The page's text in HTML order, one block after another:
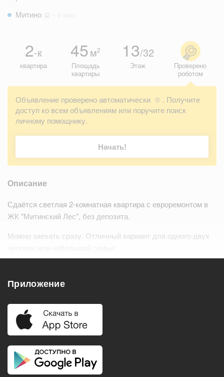
Митино
2-к
квартира
45м2
Площадь
квартиры
13/32
Этаж
Проверено
роботом
Объявление проверено автоматически ?
. Получите
доступ ко всем объявлениям или поручите поиск
личному помощнику.
Начать!
Описание
Сдаётся светлая 2-комнатная квартира с евроремонтом в
ЖК "Митинский Лес", без депозита.
Можно заехать сразу. Отличный вариант для одного-двух
Балкон
Холодильник
Телевизор
Кондиционер
Приложение